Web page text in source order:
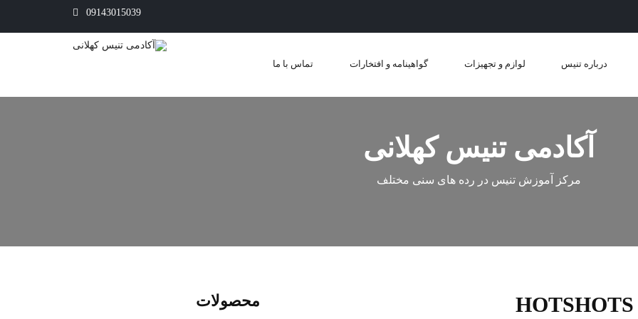
09143015039
درباره تنیس لوازم و تجهیزات گواهینامه و افتخارات تماس با ما
آکادمی تنیس کهلانی
مرکز آموزش تنیس در رده های سنی مختلف
HOTSHOTS محصولات